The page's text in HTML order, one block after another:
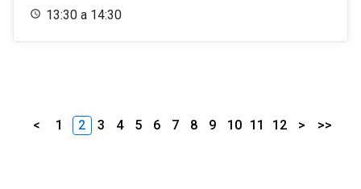
13:30 a 14:30
< 1 2 3 4 5 6 7 8 9 10 11 12 > >>